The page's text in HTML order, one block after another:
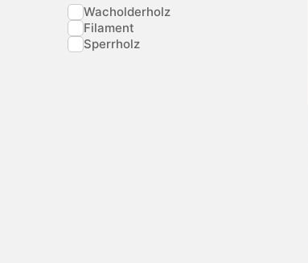
Wacholderholz
Filament
Sperrholz